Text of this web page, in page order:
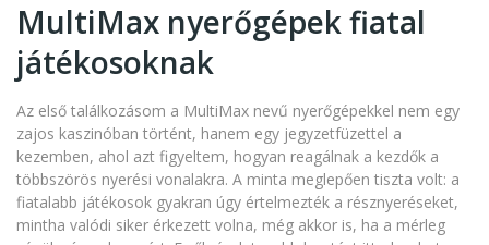
MultiMax nyerőgépek fiatal
játékosoknak
Az első találkozásom a MultiMax nevű nyerőgépekkel nem egy
zajos kaszinóban történt, hanem egy jegyzetfüzettel a
kezemben, ahol azt figyeltem, hogyan reagálnak a kezdők a
többszörös nyerési vonalakra. A minta meglepően tiszta volt: a
fiatalabb játékosok gyakran úgy értelmezték a résznyeréseket,
mintha valódi siker érkezett volna, még akkor is, ha a mérleg